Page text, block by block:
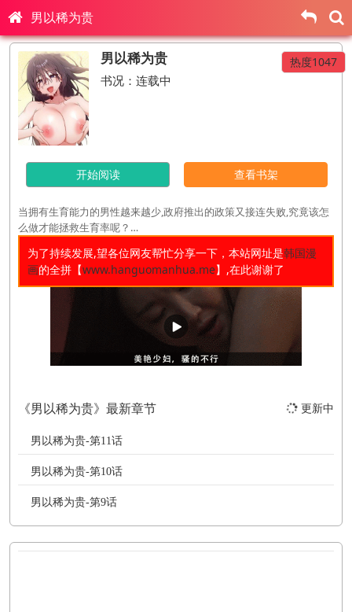
男以稀为贵
男以稀为贵
书况：连载中
热度1047
开始阅读 查看书架
当拥有生育能力的男性越来越少,政府推出的政策又接连失败,究竟该怎
么做才能拯救生育率呢？…
为了持续发展,望各位网友帮忙分享一下，本站网址是韩国漫
画的全拼【www.hanguomanhua.me】,在此谢谢了
《男以稀为贵》最新章节 更新中
男以稀为贵-第11话
男以稀为贵-第10话
男以稀为贵-第9话